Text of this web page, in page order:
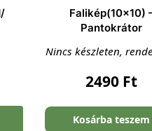
Falikép(10×10)
Pantokrátor
Nincs készleten,
2490 Ft
Kosárba teszem